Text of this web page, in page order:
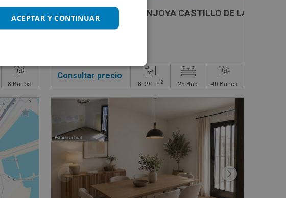
8 Baños
Hotel en venta en MANJOYA CASTILLO DE LA
Consultar precio
8.991 m2 25 Hab. 40 Baños
ACEPTAR Y CONTINUAR